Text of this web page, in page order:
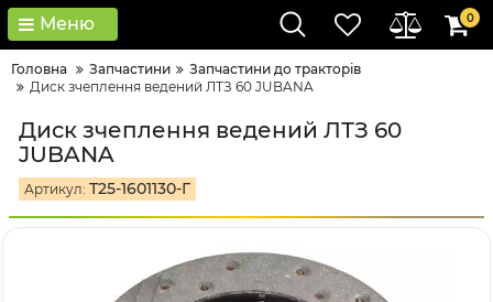
Меню 0
Головна Запчастини
Запчастини до тракторів
Диск зчеплення ведений ЛТЗ 60 JUBANA
Диск зчеплення ведений ЛТЗ 60
JUBANA
Артикул: Т25-1601130-Г